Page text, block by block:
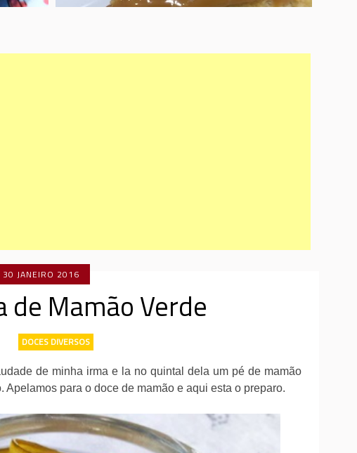
30 JANEIRO 2016
de Mamão Verde
DOCES DIVERSOS
de minha irma e la no quintal dela um pé de mamão
para o doce de mamão e aqui esta o preparo.